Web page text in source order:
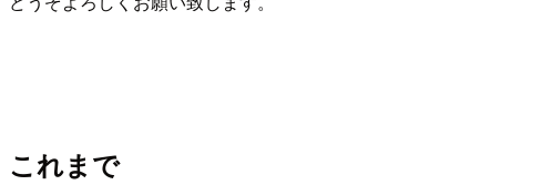
これまで